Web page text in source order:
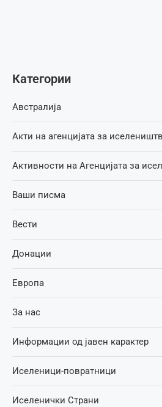
Категории
Австралија
Акти на агенцијата за
Активности на Агенцијата за
Ваши писма
Вести
Донации
Европа
За нас
Информации од јавен карактер
Иселеници-повратници
Иселенички Страни